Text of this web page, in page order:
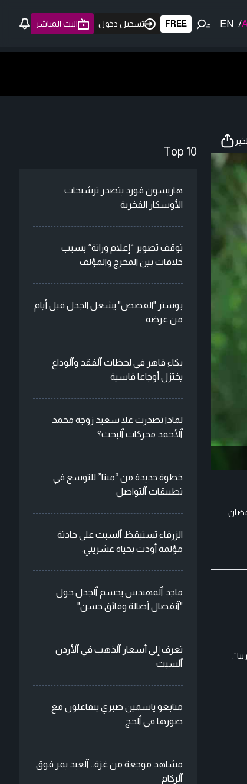
/
EN
FREE تسجيل دخول البث المباشر
قبل موسم رمضان
Top 10
هاريسون فورد يتصدر ترشيحات
الأوسكار الفخرية
توقف تصوير “إعلام وراثة” بسبب
خلافات بين المخرج والمؤلف
بوستر "القصص" يشعل الجدل قبل أيام
من عرضه
بكاء قاهر في لحظات ٱلفقد وٱلوداع
يختزل أوجاعا قاسية
لماذا تصدرت علا سعيد زوجة محمد
ٱلأحمد محركات ٱلبحث؟
خطوة جديدة من “ميتا” للتوسع في
تطبيقات ٱلتواصل
الزرقاء تستيقظ ٱلسبت على حادثة
مؤلمة أودت بحياة عشريني.
ماجد ٱلمهندس يحسم ٱلجدل حول
"ٱنفصال أصالة وفائق حسن"
تعرف إلى أسعار ٱلذهب في ٱلأردن
ٱلسبت
متابعو ياسمين صبري يتفاعلون مع
صورها في ٱلحج
مشاهد موجعة من غزة.. ٱلعيد يمر فوق
ٱلركام